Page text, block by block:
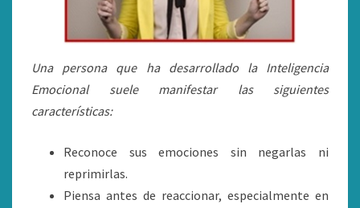
Una persona que ha desarrollado la Inteligencia
Emocional suele manifestar las siguientes
características:
Reconoce sus emociones sin negarlas ni
reprimirlas.
Piensa antes de reaccionar, especialmente en